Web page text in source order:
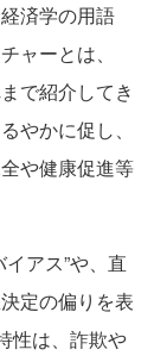
済学の用語
ャーとは、
で紹介してき
やかに促し、
や健康促進等
アス”や、直
定の偏りを表
性は、詐欺や